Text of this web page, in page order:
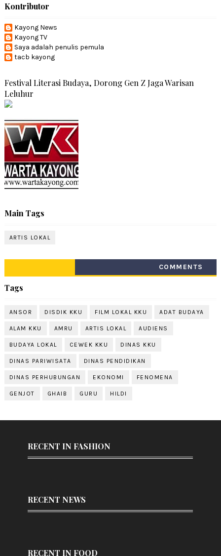
Kontributor
Kayong News
Kayong TV
Saya adalah penulis pemula
tacb kayong
Festival Literasi Budaya, Dorong Gen Z Jaga Warisan
Leluhur
Main Tags
ARTIS LOKAL
COMMENTS
Tags
ANSOR DISDIK KKU FILM LOKAL KKU ADAT BUDAYA
ALAM KKU AMRU ARTIS LOKAL AUDIENS
BUDAYA LOKAL CEWEK KKU DINAS KKU
DINAS PARIWISATA DINAS PENDIDIKAN
DINAS PERHUBUNGAN EKONOMI FENOMENA
GENJOT GHAIB GURU HILDI
RECENT IN FASHION
RECENT NEWS
RECENT IN FOOD